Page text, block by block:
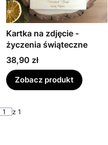
Kartka na zdjęcie -
życzenia świąteczne
Cena
38,90 zł
Zobacz produkt
z 1